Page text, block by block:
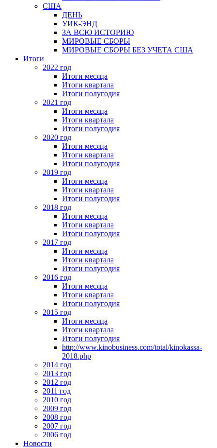
США
ДЕНЬ
УИК-ЭНД
ЗА ВСЮ ИСТОРИЮ
МИРОВЫЕ СБОРЫ
МИРОВЫЕ СБОРЫ БЕЗ УЧЕТА США
Итоги
2022 год
Итоги месяца
Итоги квартала
Итоги полугодия
2021 год
Итоги месяца
Итоги квартала
Итоги полугодия
2020 год
Итоги месяца
Итоги квартала
Итоги полугодия
2019 год
Итоги месяца
Итоги квартала
Итоги полугодия
2018 год
Итоги месяца
Итоги квартала
Итоги полугодия
2017 год
Итоги месяца
Итоги квартала
Итоги полугодия
2016 год
Итоги месяца
Итоги квартала
Итоги полугодия
2015 год
Итоги месяца
Итоги квартала
Итоги полугодия
http://www.kinobusiness.com/total/kinokassa-
2018.php
2014 год
2013 год
2012 год
2011 год
2010 год
2009 год
2008 год
2007 год
2006 год
Новости